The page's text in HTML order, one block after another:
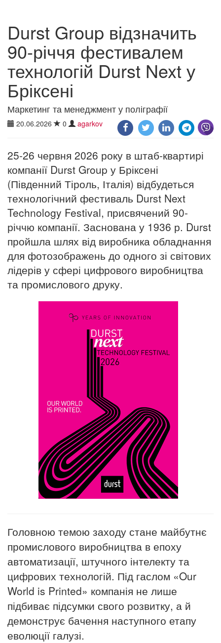
Durst Group відзначить
90-річчя фестивалем
технологій Durst Next у
Бріксені
Маркетинг та менеджмент у поліграфії
20.06.2026 0 agarkov
25-26 червня 2026 року в штаб-квартирі
компанії Durst Group у Бріксені
(Південний Тіроль, Італія) відбудеться
технологічний фестиваль Durst Next
Technology Festival, присвячений 90-
річчю компанії. Заснована у 1936 р. Durst
пройшла шлях від виробника обладнання
для фотозображень до одного зі світових
лідерів у сфері цифрового виробництва
та промислового друку.
Головною темою заходу стане майбутнє
промислового виробництва в епоху
автоматизації, штучного інтелекту та
цифрових технологій. Під гаслом «Our
World is Printed» компанія не лише
підбиває підсумки свого розвитку, а й
демонструє бачення наступного етапу
еволюції галузі.